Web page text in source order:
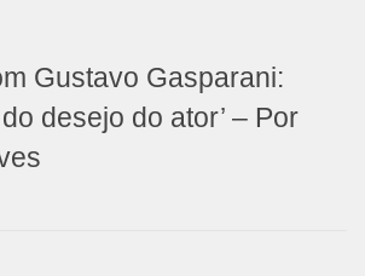
Gustavo Gasparani:
desejo do ator’ – Por